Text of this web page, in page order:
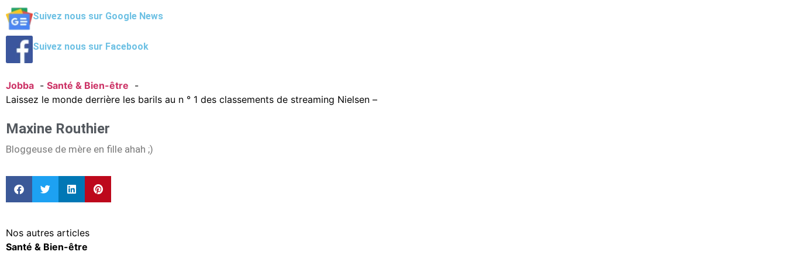
Suivez nous sur Google News
Suivez nous sur Facebook
Jobba
Santé & Bien-être
Laissez le monde derrière les barils au n ° 1 des classements de streaming Nielsen –
Maxine Routhier
Bloggeuse de mère en fille ahah ;)
Nos autres articles
Santé & Bien-être